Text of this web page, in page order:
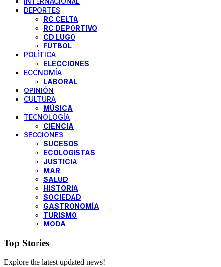
DEPORTES
RC CELTA
RC DEPORTIVO
CD LUGO
FÚTBOL
POLÍTICA
ELECCIONES
ECONOMÍA
LABORAL
OPINIÓN
CULTURA
MÚSICA
TECNOLOGÍA
CIENCIA
SECCIONES
SUCESOS
ECOLOGISTAS
JUSTICIA
MAR
SALUD
HISTORIA
SOCIEDAD
GASTRONOMÍA
TURISMO
MODA
Top Stories
Explore the latest updated news!